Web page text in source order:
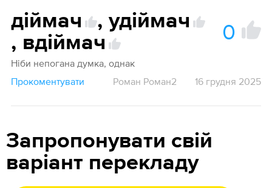
діймач , удіймач
, вдіймач 0
Ніби непогана думка, однак
Прокоментувати
Роман Роман2 16 грудня 2025
Запропонувати свій
варіант перекладу